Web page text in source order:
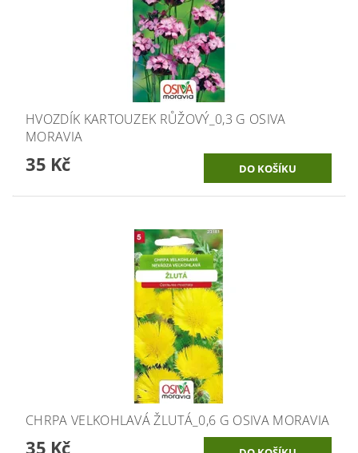
HVOZDÍK KARTOUZEK RŮŽOVÝ_0,3 G OSIVA
MORAVIA
35 Kč
CHRPA VELKOHLAVÁ ŽLUTÁ_0,6 G OSIVA MORAVIA
35 Kč